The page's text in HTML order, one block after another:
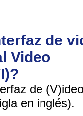
de
Video
de (V)ideo
en inglés).